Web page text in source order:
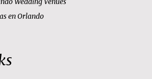
en Orlando